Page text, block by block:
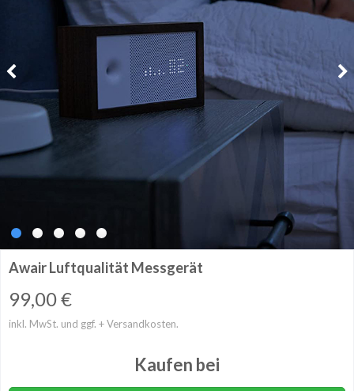
Awair Luftqualität Messgerät
99,00€
inkl. MwSt. und ggf. + Versandkosten.
Kaufen bei